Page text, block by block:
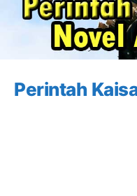
Perintah